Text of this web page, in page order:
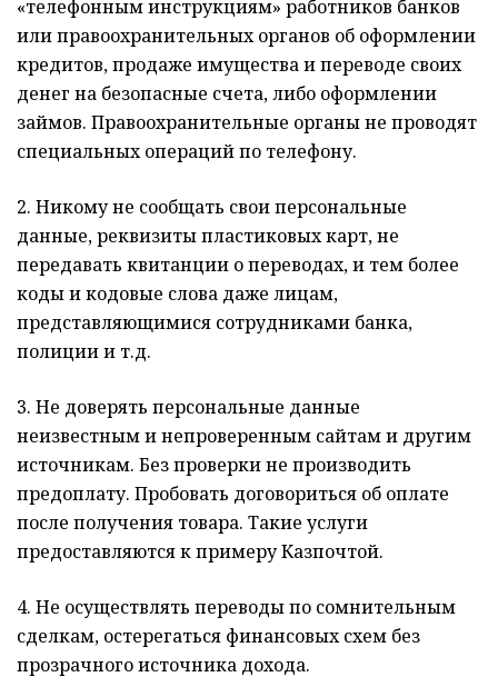
«телефонным инструкциям» работников банков
или правоохранительных органов об оформлении
кредитов, продаже имущества и переводе своих
денег на безопасные счета, либо оформлении
займов. Правоохранительные органы не проводят
специальных операций по телефону.
2. Никому не сообщать свои персональные
данные, реквизиты пластиковых карт, не
передавать квитанции о переводах, и тем более
коды и кодовые слова даже лицам,
представляющимися сотрудниками банка,
полиции и т.д.
3. Не доверять персональные данные
неизвестным и непроверенным сайтам и другим
источникам. Без проверки не производить
предоплату. Пробовать договориться об оплате
после получения товара. Такие услуги
предоставляются к примеру Казпочтой.
4. Не осуществлять переводы по сомнительным
сделкам, остерегаться финансовых схем без
прозрачного источника дохода.